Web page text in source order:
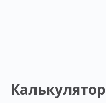
Калькулятор